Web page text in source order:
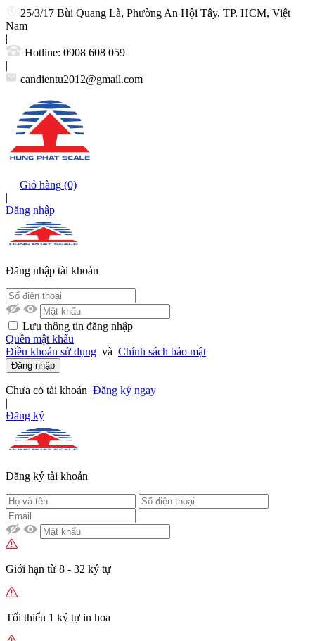
25/3/17 Bùi Quang Là, Phường An Hội Tây, TP. HCM, Việt
Nam
|
Hotline: 0908 608 059
|
candientu2012@gmail.com
Giỏ hàng (0)
|
Đăng nhập
Đăng nhập tài khoản
Lưu thông tin đăng nhập
Quên mật khẩu
Điều khoản sử dụng và Chính sách bảo mật
Đăng nhập
Chưa có tài khoản Đăng ký ngay
|
Đăng ký
Đăng ký tài khoản
Giới hạn từ 8 - 32 ký tự
Tối thiểu 1 ký tự in hoa